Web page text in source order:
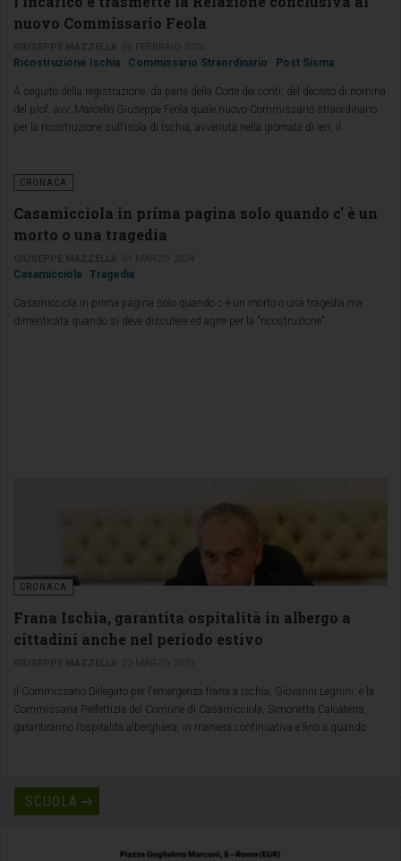
nuovo Commissario Feola
Ricostruzione Ischia Commissario Straordinario Post Sisma
A seguito della registrazione, da parte della Corte dei conti, del decreto di nomina
del prof. avv. Marcello Giuseppe Feola quale nuovo Commissario straordinario
per la ricostruzione sull’isola di Ischia, avvenuta nella giornata di ieri, il
CRONACA
Casamicciola in prima pagina solo quando c' è un
morto o una tragedia
Casamicciola Tragedia
Casamicciola in prima pagina solo quando c è un morto o una tragedia ma
dimenticata quando si deve discutere ed agire per la "ricostruzione".
CRONACA
Frana Ischia, garantita ospitalità in albergo a
cittadini anche nel periodo estivo
Il Commissario Delegato per l'emergenza frana a Ischia, Giovanni Legnini, e la
Commissaria Prefettizia del Comune di Casamicciola, Simonetta Calcaterra,
garantiranno l’ospitalità alberghiera, in maniera continuativa e fino a quando
SCUOLA